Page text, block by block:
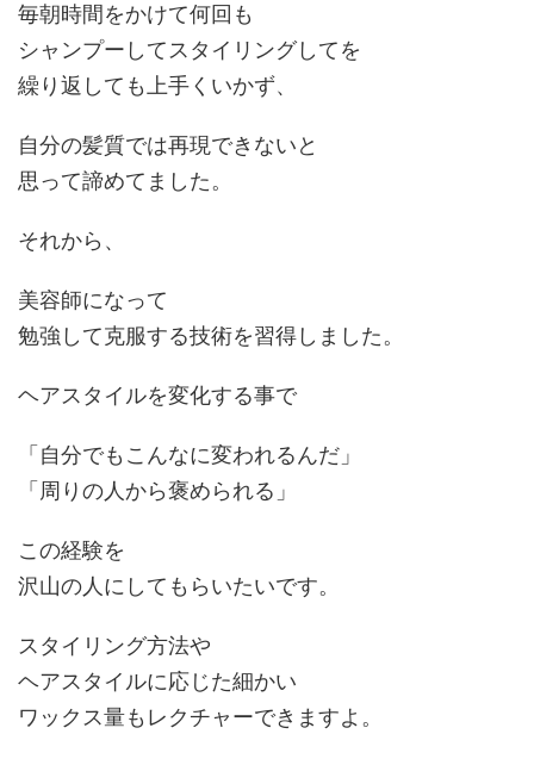
毎朝時間をかけて何回も
シャンプーしてスタイリングしてを
繰り返しても上手くいかず、
自分の髪質では再現できないと
思って諦めてました。
それから、
美容師になって
勉強して克服する技術を習得しました。
ヘアスタイルを変化する事で
「自分でもこんなに変われるんだ」
「周りの人から褒められる」
この経験を
沢山の人にしてもらいたいです。
スタイリング方法や
ヘアスタイルに応じた細かい
ワックス量もレクチャーできますよ。